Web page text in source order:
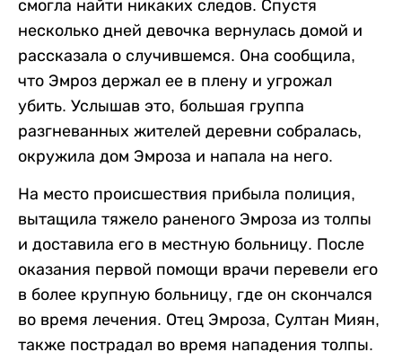
смогла найти никаких следов. Спустя
несколько дней девочка вернулась домой и
рассказала о случившемся. Она сообщила,
что Эмроз держал ее в плену и угрожал
убить. Услышав это, большая группа
разгневанных жителей деревни собралась,
окружила дом Эмроза и напала на него.
На место происшествия прибыла полиция,
вытащила тяжело раненого Эмроза из толпы
и доставила его в местную больницу. После
оказания первой помощи врачи перевели его
в более крупную больницу, где он скончался
во время лечения. Отец Эмроза, Султан Миян,
также пострадал во время нападения толпы.